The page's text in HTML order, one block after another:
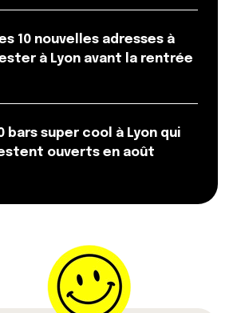
hâte de retourner sur le campus,
le sandwich club!
les autres sandwiches te
après ! ^^
ça remarche !
qui a réparé :3
10 nouvelles adresses à
à Lyon avant la rentrée
bars super cool à Lyon qui
ouverts en août